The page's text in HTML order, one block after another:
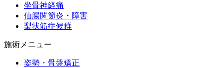
坐骨神経痛
仙腸関節炎・障害
梨状筋症候群
施術メニュー
姿勢・骨盤矯正